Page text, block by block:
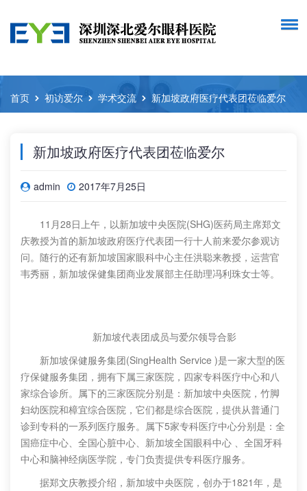
首页 初访爱尔 学术交流 新加坡政府医疗代表团莅临爱尔
新加坡政府医疗代表团莅临爱尔
admin 2017年7月25日
11月28日上午，以新加坡中央医院(SHG)医药局主席郑文
庆教授为首的新加坡政府医疗代表团一行十人前来爱尔参观访
问。随行的还有新加坡国家眼科中心主任洪聪来教授，运营官
韦秀丽，新加坡保健集团商业发展部主任助理冯利珠女士等。
新加坡代表团成员与爱尔领导合影
新加坡保健服务集团(SingHealth Service )是一家大型的医
疗保健服务集团，拥有下属三家医院，四家专科医疗中心和八
家综合诊所。属下的三家医院分别是：新加坡中央医院，竹脚
妇幼医院和樟宜综合医院，它们都是综合医院，提供从普通门
诊到专科的一系列医疗服务。属下5家专科医疗中心分别是：全
国癌症中心、全国心脏中心、新加坡全国眼科中心 、全国牙科
中心和脑神经病医学院，专门负责提供专科医疗服务。
据郑文庆教授介绍，新加坡中央医院，创办于1821年，是